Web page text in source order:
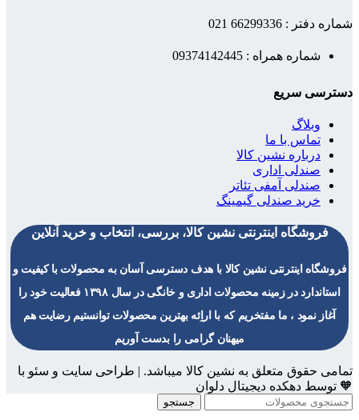
شماره دفتر : 66299336 021
شماره همراه : 09374142445
دسترسی سریع
وبلاگ
تماس با ما
درباره نشین کالا
صندلی اداری
صندلی آمفی تئاتر
خرید صندلی گیمینگ
فروشگاه اینترنتی نشین کالا، بررسی، انتخاب و خرید آنلاین
فروشگاه اینترنتی نشین کالا با هدف دسترسی آسان به محصولات با کیفیت و
استاندارد در زمینه محصولات اداری و خانگی در سال ۱۳۹۸ فعالیت خود را
آغاز نمود ، ما مفتخریم که با اراِئه بهترین محصولات توانستیم رضایت هم
میهنان گرامی را بدست آوریم
تمامی حقوق متعلق به نشین کالا میباشد. | طراحی سایت و سئو با
🧡 توسط دهکده دیجیتال دلوان
جستجو